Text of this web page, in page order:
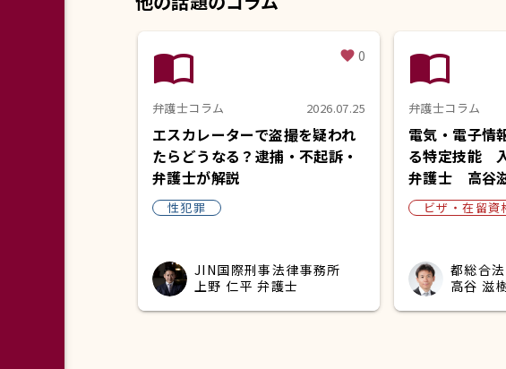
import_contacts favorite 0
弁護士コラム 2026.07.25
エスカレーターで盗撮を疑われ
たらどうなる？逮捕・不起訴・
弁護士が解説
性犯罪
JIN国際刑事法律事務所
上野 仁平 弁護士
import_contacts
弁護士コラム
電気・電子情
る特定技能
弁護士 高谷
ビザ・在留資
都総合
高谷 滋